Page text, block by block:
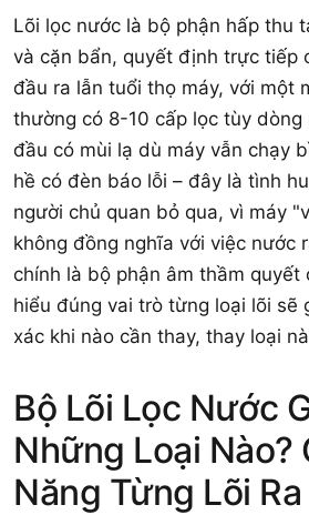
Lõi lọc nước là bộ phận hấp thu
và cặn bẩn, quyết định trực tiếp
đầu ra lẫn tuổi thọ máy, với một
thường có 8-10 cấp lọc tùy
đầu có mùi lạ dù máy vẫn chạy
hề có đèn báo lỗi – đây là tình
người chủ quan bỏ qua, vì máy
không đồng nghĩa với việc nước
chính là bộ phận âm thầm quyết
hiểu đúng vai trò từng loại lõi sẽ
xác khi nào cần thay, thay loại
Bộ Lõi Lọc Nước
Những Loại Nào?
Năng Từng Lõi Ra